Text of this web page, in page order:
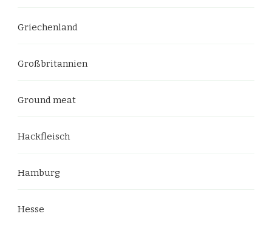
Griechenland
Großbritannien
Ground meat
Hackfleisch
Hamburg
Hesse